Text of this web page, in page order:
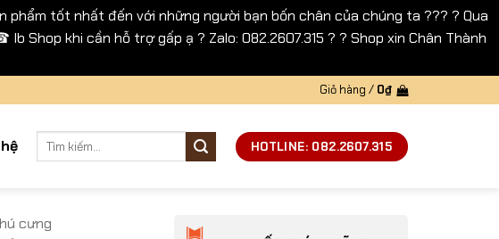
tốt nhất đến với những người bạn bốn chân của chúng ta ??? ? Qua
Shop khi cần hỗ trợ gấp ạ ? Zalo: 082.2607.315 ? ? Shop xin Chân Thành
Giỏ hàng / 0₫
Tìm
kiếm:
HOTLINE: 082.2607.315
cưng